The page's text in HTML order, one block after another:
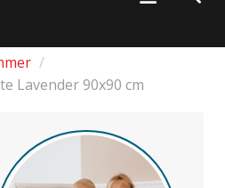
/
Lavender 90x90 cm